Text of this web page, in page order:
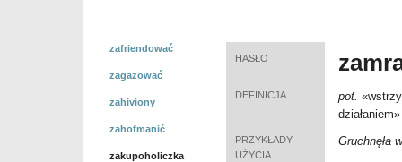
zafriendować
zagazować
zahiviony
zahofmanić
zakupoholiczka
HASŁO
DEFINICJA pot. «
działaniem»
PRZYKŁADY
UŻYCIA
Gruchnęła